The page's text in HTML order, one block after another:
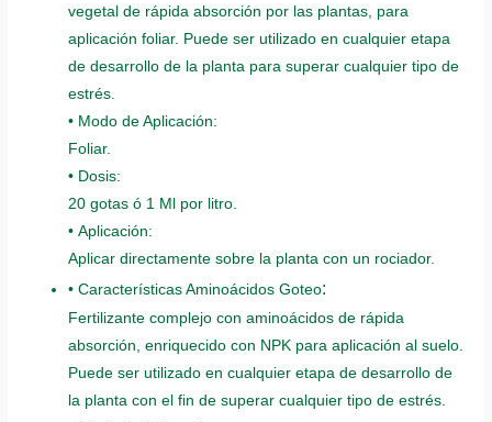
vegetal de rápida absorción por las plantas, para
aplicación foliar. Puede ser utilizado en cualquier etapa
de desarrollo de la planta para superar cualquier tipo de
estrés.
• Modo de Aplicación:
Foliar.
• Dosis:
20 gotas ó 1 Ml por litro.
• Aplicación:
Aplicar directamente sobre la planta con un rociador.
• Características Aminoácidos Goteo:
Fertilizante complejo con aminoácidos de rápida
absorción, enriquecido con NPK para aplicación al suelo.
Puede ser utilizado en cualquier etapa de desarrollo de
la planta con el fin de superar cualquier tipo de estrés.